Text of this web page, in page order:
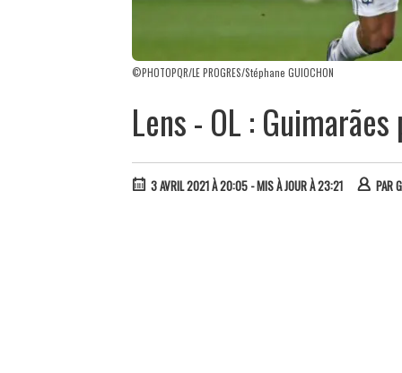
©PHOTOPQR/LE PROGRES/Stéphane GUIOCHON
Lens - OL :
3 AVRIL 2021 À 20:05 - MIS À JOUR À 23:21 PAR